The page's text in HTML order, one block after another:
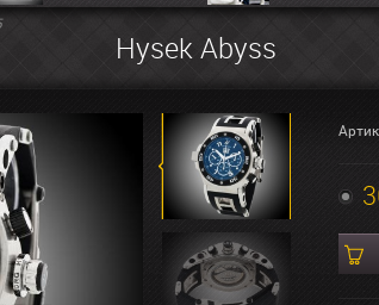
Hysek Abyss